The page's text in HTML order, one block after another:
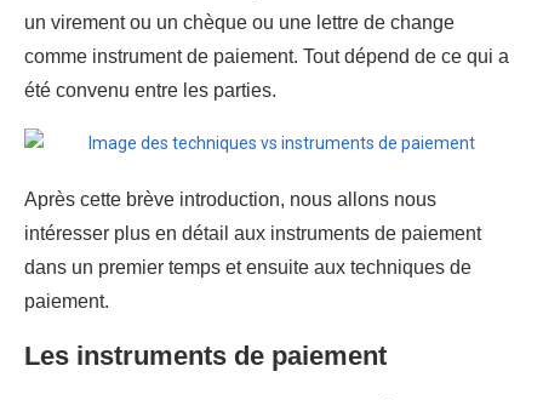
un virement ou un chèque ou une lettre de change
comme instrument de paiement. Tout dépend de ce qui a
été convenu entre les parties.
Après cette brève introduction, nous allons nous
intéresser plus en détail aux instruments de paiement
dans un premier temps et ensuite aux techniques de
paiement.
Les instruments de paiement